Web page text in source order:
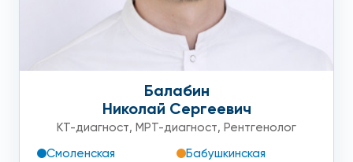
Балабин
Николай Сергеевич
КТ-диагност, МРТ-диагност, Рентгенолог
Смоленская
Бабушкинская